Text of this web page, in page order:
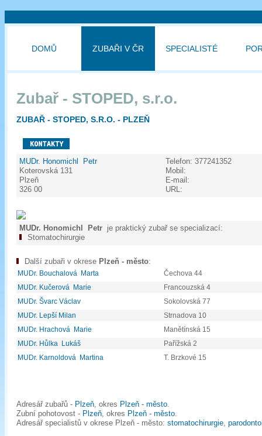
DOMŮ ZUBAŘI V ČR SPECIALISTÉ
Zubař - STOPED, s.r.o.
ZUBAŘ - STOPED, S.R.O. - PLZEŇ
MUDr. Honomichl Petr
Koterovská 131
Plzeň
326 00
Telefon:
Mobil:
E-mail:
URL:
377241352
MUDr. Honomichl Petr je praktický zubař se specializací:
Stomatochirurgie
Další zubaři v okrese Plzeň - město:
MUDr. Bouchalová Marta
Čechova 44
MUDr. Kučerová Marie
Francouzská 4
MUDr. Švarc Václav
Sokolovská 77
MUDr. Lepší Milan
Strnadova 10
MUDr. Hrachová Marie
Manětínská 15
MUDr. Hůlka Lukáš
Pařížská 2
MUDr. Karnoldová Martina
T. Brzkové 15
Adresář zubařů - Plzeň, okres Plzeň - město.
Zubní pohotovost - Plzeň, okres Plzeň - město.
Adresář specialistů v okrese Plzeň - město: stomatochirurgie,